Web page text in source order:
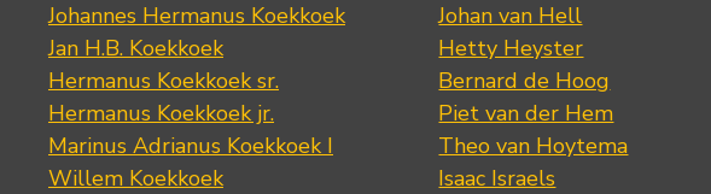
Johannes Hermanus Koekkoek
Jan H.B. Koekkoek
Hermanus Koekkoek sr.
Hermanus Koekkoek jr.
Marinus Adrianus Koekkoek I
Willem Koekkoek
Johan van Hell
Hetty Heyster
Bernard de Hoog
Piet van der Hem
Theo van Hoytema
Isaac Israels